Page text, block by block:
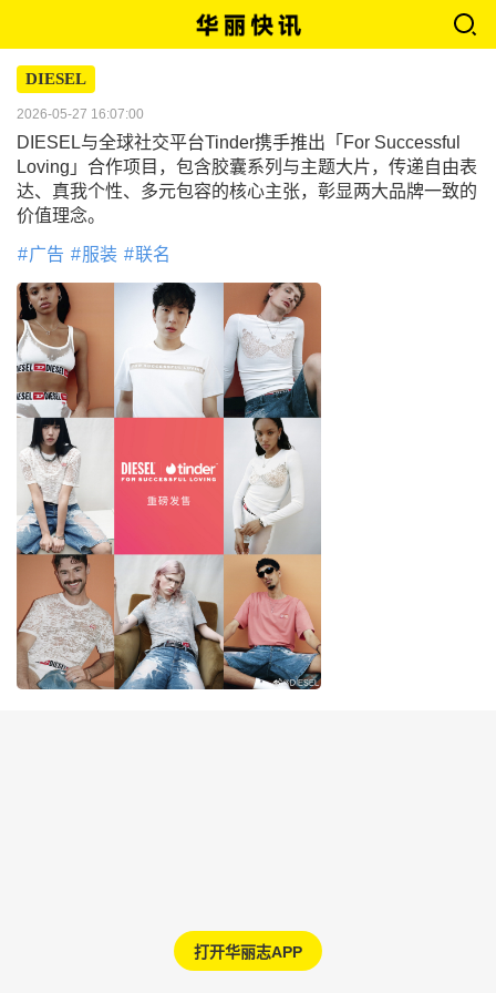
DIESEL
2026-05-27 16:07:00
DIESEL与全球社交平台Tinder携手推出「For Successful
Loving」合作项目，包含胶囊系列与主题大片，传递自由表
达、真我个性、多元包容的核心主张，彰显两大品牌一致的
价值理念。
广告 服装 联名
打开华丽志APP